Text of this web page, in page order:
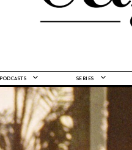
PODCASTS SERIES